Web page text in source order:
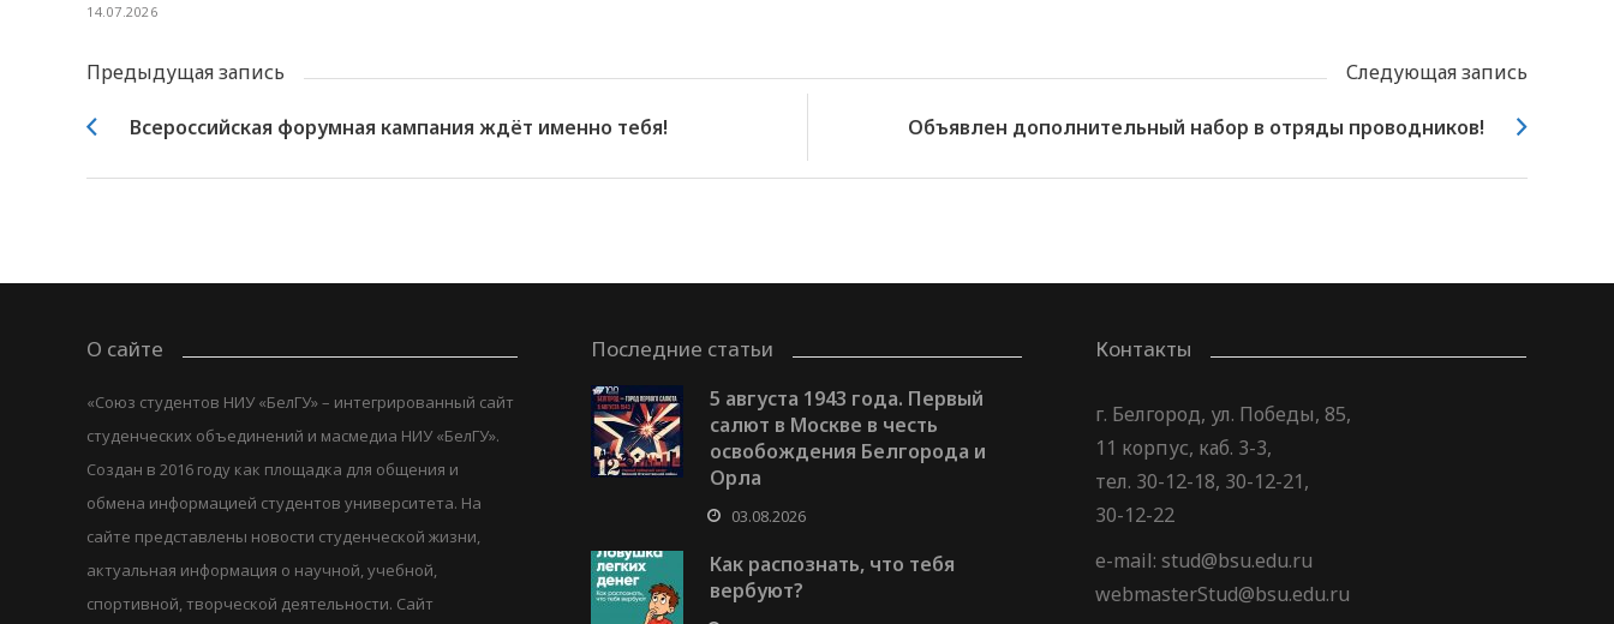
14.07.2026
Предыдущая запись Следующая запись
Всероссийская форумная кампания ждёт именно тебя! Объявлен дополнительный набор в отряды проводников!
О сайте
«Союз студентов НИУ «БелГУ» – интегрированный сайт
студенческих объединений и масмедиа НИУ «БелГУ».
Создан в 2016 году как площадка для общения и
обмена информацией студентов университета. На
сайте представлены новости студенческой жизни,
актуальная информация о научной, учебной,
спортивной, творческой деятельности. Сайт
Последние статьи
5 августа 1943 года. Первый
салют в Москве в честь
освобождения Белгорода и
Орла
03.08.2026
Как распознать, что тебя
вербуют?
Контакты
г. Белгород, ул. Победы, 85,
11 корпус, каб. 3-3,
тел. 30-12-18, 30-12-21,
30-12-22
e-mail: stud@bsu.edu.ru
webmasterStud@bsu.edu.ru